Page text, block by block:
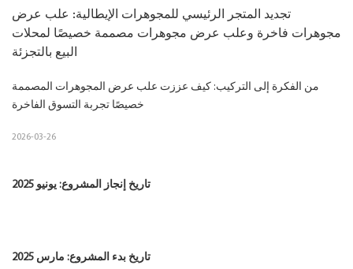
تجديد المتجر الرئيسي للمجوهرات الإيطالية: علب عرض
مجوهرات فاخرة وعلب عرض مجوهرات مصممة خصيصًا لمحلات
البيع بالتجزئة
من الفكرة إلى التركيب: كيف عززت علب عرض المجوهرات المصممة
خصيصًا تجربة التسوق الفاخرة
2026-03-26
تاريخ إنجاز المشروع: يونيو 2025
تاريخ بدء المشروع: مارس 2025